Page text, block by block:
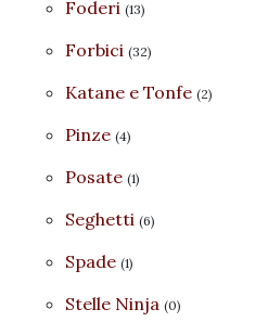
Foderi (13)
Forbici (32)
Katane e Tonfe (2)
Pinze (4)
Posate (1)
Seghetti (6)
Spade (1)
Stelle Ninja (0)